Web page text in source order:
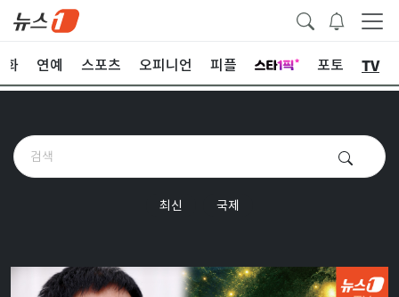
화 연예 스포츠 오피니언 피플 포토 TV
최신 국제